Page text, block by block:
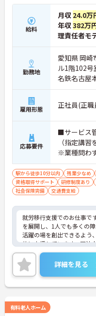
給料
月収 24.0万
年収382万
理責任者モ
勤務地
愛知県 岡
ル1階102号
名鉄名古屋
雇用形態 正社員(正職
応募要件
■サービス
（指定講
※業種問わ
援・直接支
駅から徒歩10分以内 残業少なめ
資格取得サポート
研修制度あり
社会保険完備
交通費支給
就労移行支援でのお仕事で
を展開し、1人でも多くの
活躍の場を創出できるよう
的に支援しています。同法
放課後等デイサービスも展
です。
ご興味ある方には、面接対
詳細をお話しいたしますの
詳細を見る
有料老人ホーム